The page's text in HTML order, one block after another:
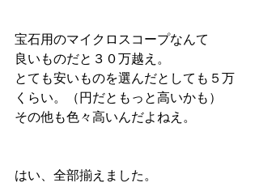
宝石用のマイクロスコープなんて
良いものだと３０万越え。
とても安いものを選んだとしても５万
くらい。（円だともっと高いかも）
その他も色々高いんだよねえ。
はい、全部揃えました。